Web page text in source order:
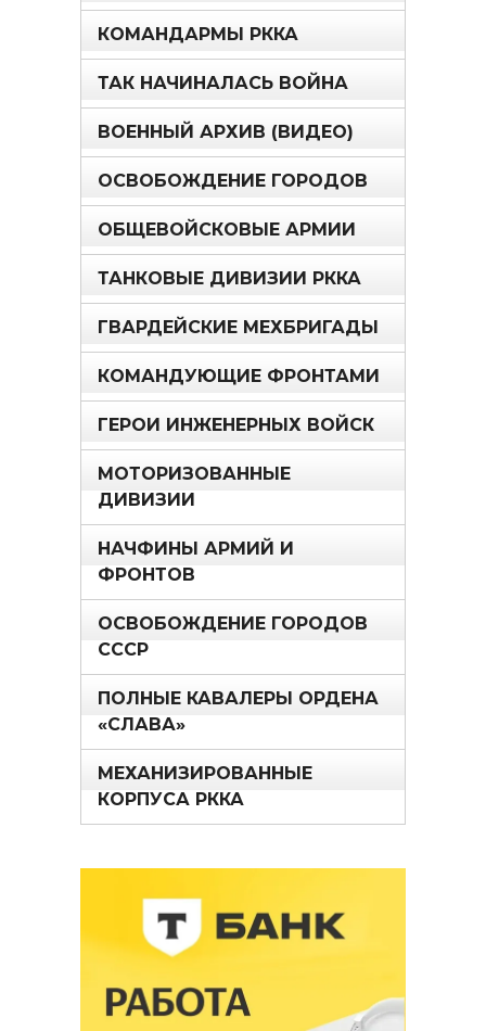
КОМАНДАРМЫ РККА
ТАК НАЧИНАЛАСЬ ВОЙНА
ВОЕННЫЙ АРХИВ (ВИДЕО)
ОСВОБОЖДЕНИЕ ГОРОДОВ
ОБЩЕВОЙСКОВЫЕ АРМИИ
ТАНКОВЫЕ ДИВИЗИИ РККА
ГВАРДЕЙСКИЕ МЕХБРИГАДЫ
КОМАНДУЮЩИЕ ФРОНТАМИ
ГЕРОИ ИНЖЕНЕРНЫХ ВОЙСК
МОТОРИЗОВАННЫЕ
ДИВИЗИИ
НАЧФИНЫ АРМИЙ И
ФРОНТОВ
ОСВОБОЖДЕНИЕ ГОРОДОВ
СССР
ПОЛНЫЕ КАВАЛЕРЫ ОРДЕНА
«СЛАВА»
МЕХАНИЗИРОВАННЫЕ
КОРПУСА РККА